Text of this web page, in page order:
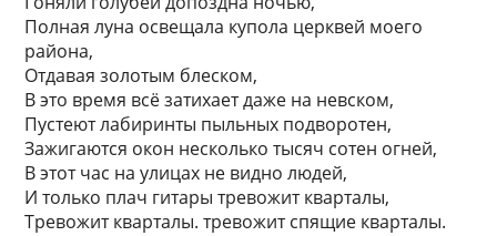
Полная луна освещала купола церквей моего
района,
Отдавая золотым блеском,
В это время всё затихает даже на невском,
Пустеют лабиринты пыльных подворотен,
Зажигаются окон несколько тысяч сотен огней,
В этот час на улицах не видно людей,
И только плач гитары тревожит кварталы,
Тревожит кварталы. тревожит спящие кварталы.